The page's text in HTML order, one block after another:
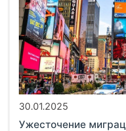
30.01.2025
Ужесточение